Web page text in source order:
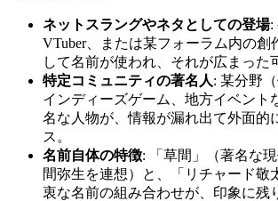
ネットスラングやネタとしての登場:
VTuber、または某フォーラム内の創
して名前が使われ、それが広まった
特定コミュニティの著名人: 某分野
インディーズゲーム、地方イベント
名な人物が、情報が漏れ出て外面的
ス。
名前自体の特徴: 「草間」（著名な
間弥生を連想）と、「リチャード敬
衷な名前の組み合わせが、印象に残